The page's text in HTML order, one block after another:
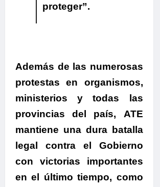
proteger”.
Además de las numerosas
protestas en organismos,
ministerios y todas las
provincias del país, ATE
mantiene una dura batalla
legal contra el Gobierno
con victorias importantes
en el último tiempo, como